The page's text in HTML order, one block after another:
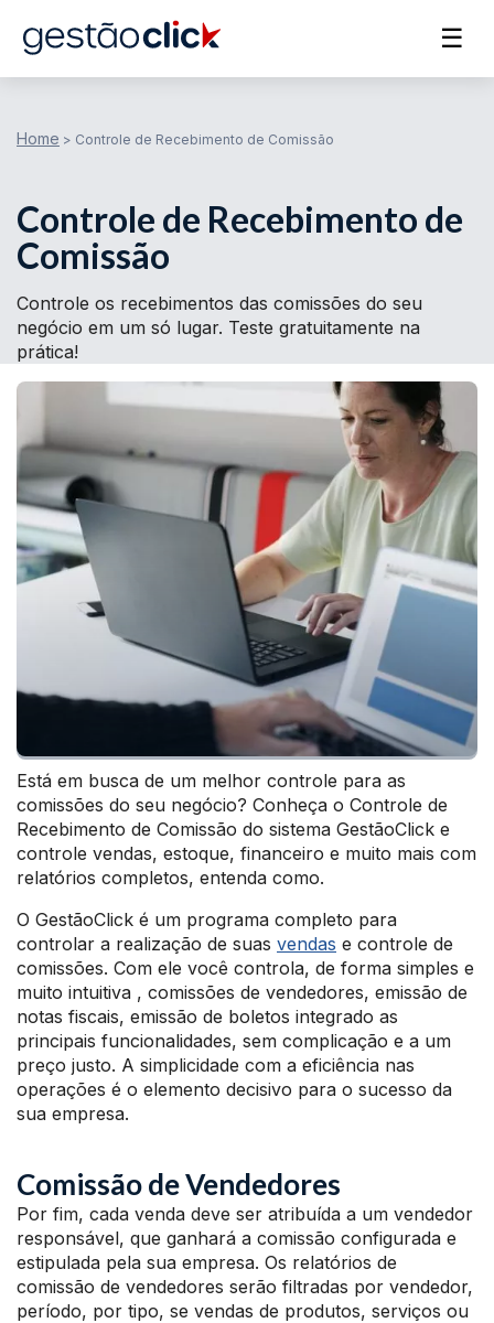
☰
Home > Controle de Recebimento de Comissão
Controle de Recebimento de
Comissão
Controle os recebimentos das comissões do seu
negócio em um só lugar. Teste gratuitamente na
prática!
Está em busca de um melhor controle para as
comissões do seu negócio? Conheça o Controle de
Recebimento de Comissão do sistema GestãoClick e
controle vendas, estoque, financeiro e muito mais com
relatórios completos, entenda como.
O GestãoClick é um programa completo para
controlar a realização de suas vendas e controle de
comissões. Com ele você controla, de forma simples e
muito intuitiva , comissões de vendedores, emissão de
notas fiscais, emissão de boletos integrado as
principais funcionalidades, sem complicação e a um
preço justo. A simplicidade com a eficiência nas
operações é o elemento decisivo para o sucesso da
sua empresa.
Comissão de Vendedores
Por fim, cada venda deve ser atribuída a um vendedor
responsável, que ganhará a comissão configurada e
estipulada pela sua empresa. Os relatórios de
comissão de vendedores serão filtradas por vendedor,
período, por tipo, se vendas de produtos, serviços ou